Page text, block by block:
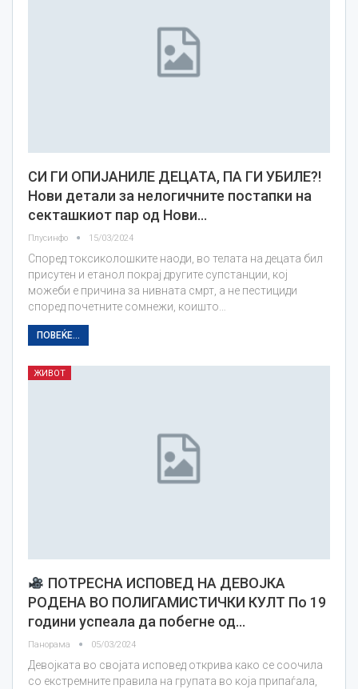
СИ ГИ ОПИЈАНИЛЕ ДЕЦАТА, ПА ГИ УБИЛЕ?!
Нови детали за нелогичните постапки на
секташкиот пар од Нови…
Плусинфо 15/03/2024
Според токсиколошките наоди, во телата на децата бил
присутен и етанол покрај другите супстанции, кој
можеби е причина за нивната смрт, а не пестициди
според почетните сомнежи, коишто…
ПОВЕЌЕ...
ЖИВОТ
ПОТРЕСНА ИСПОВЕД НА ДЕВОЈКА
РОДЕНА ВО ПОЛИГАМИСТИЧКИ КУЛТ По 19
години успеала да побегне од…
Панорама 05/03/2024
Девојката во својата исповед открива како се соочила
со екстремните правила на групата во која припаѓала,